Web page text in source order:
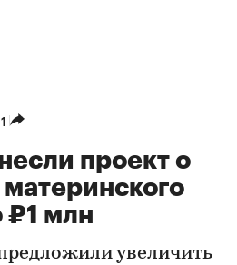
проект о
₽1 млн
увеличить